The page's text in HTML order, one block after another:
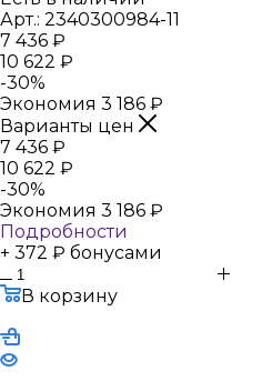
Арт.: 2340300984-11
7 436 ₽
10 622 ₽
-30%
Экономия 3 186 ₽
Варианты цен
7 436 ₽
10 622 ₽
-30%
Экономия 3 186 ₽
Подробности
+ 372 ₽ бонусами
В корзину